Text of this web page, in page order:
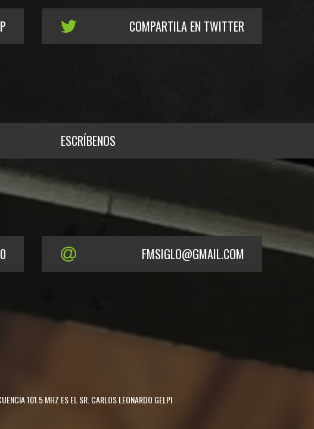
COMPARTILA EN TWITTER
ESCRÍBENOS
FMSIGLO@GMAIL.COM
101.5 MHZ ES EL SR. CARLOS LEONARDO GELPI